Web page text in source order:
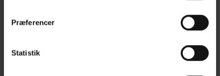
Læs mere om vores behandling af personoplysninger
her.
Præferencer
Statistik
tværs af regionen og i Ringsted er vores
rekvirering, lagerstyring og udskiftning af